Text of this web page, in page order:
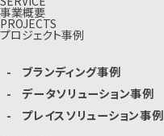
事業概要
PROJECTS
プロジェクト事例
ブランディング事例
データソリューション事例
プレイスソリューション事例